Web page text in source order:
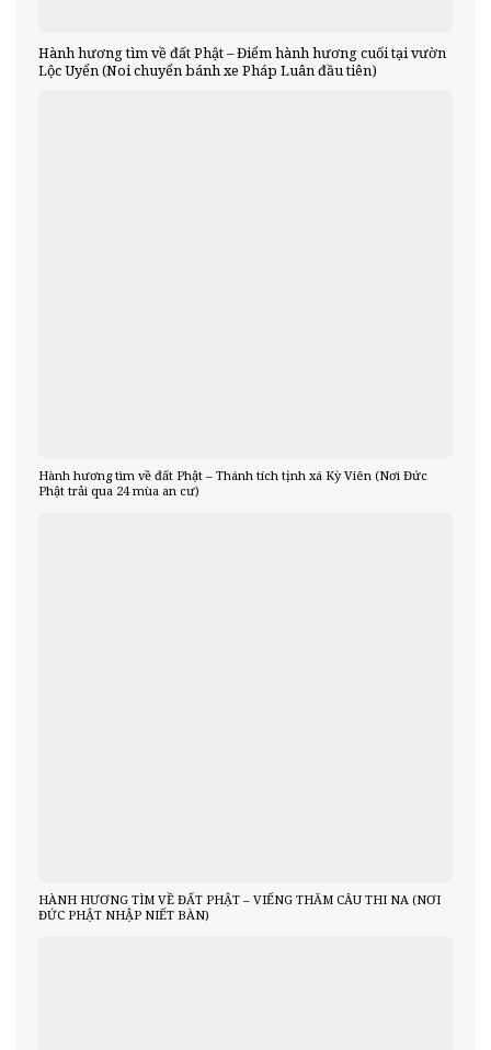
Hành hương tìm về đất Phật – Điểm hành hương cuối tại vườn
Lộc Uyển (Noi chuyển bánh xe Pháp Luân đầu tiên)
Hành hương tìm về đất Phật – Thánh tích tịnh xá Kỳ Viên (Nơi Đức
Phật trải qua 24 mùa an cư)
HÀNH HƯƠNG TÌM VỀ ĐẤT PHẬT – VIẾNG THĂM CÂU THI NA (NƠI
ĐỨC PHẬT NHẬP NIẾT BÀN)